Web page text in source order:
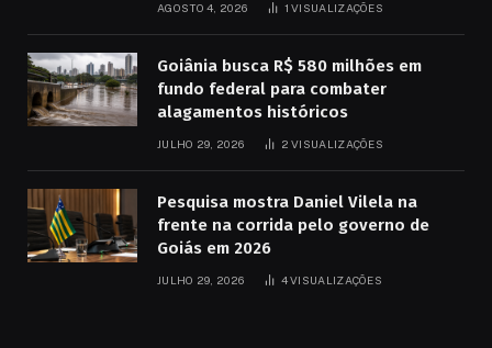
AGOSTO 4, 2026 1VISUALIZAÇÕES
Goiânia busca R$ 580 milhões em
fundo federal para combater
alagamentos históricos
JULHO 29, 2026 2VISUALIZAÇÕES
Pesquisa mostra Daniel Vilela na
frente na corrida pelo governo de
Goiás em 2026
JULHO 29, 2026 4VISUALIZAÇÕES